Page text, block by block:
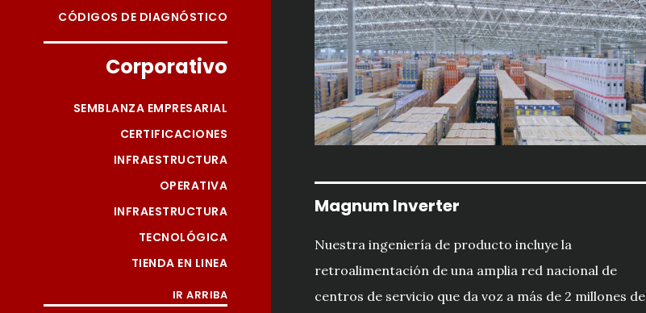
CÓDIGOS DE DIAGNÓSTICO
Corporativo
SEMBLANZA EMPRESARIAL
CERTIFICACIONES
INFRAESTRUCTURA
OPERATIVA
INFRAESTRUCTURA
TECNOLÓGICA
TIENDA EN LINEA
IR ARRIBA
Magnum Inverter
Nuestra ingeniería de producto incluye la
retroalimentación de una amplia red nacional de
centros de servicio que da voz a más de 2 millones de